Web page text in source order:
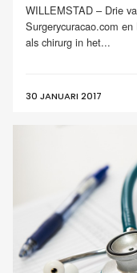
WILLEMSTAD – Drie
Surgerycuracao.com
als chirurg in het...
30 JANUARI 2017